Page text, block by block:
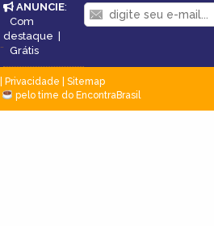
ANUNCIE:
Com
destaque |
Grátis
Privacidade
Sitemap
pelo time do EncontraBrasil